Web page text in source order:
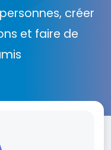
créer
et faire de